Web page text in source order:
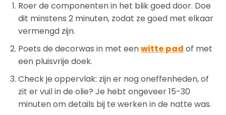
Roer de componenten in het blik goed door. Doe
dit minstens 2 minuten, zodat ze goed met elkaar
vermengd zijn.
Poets de decorwas in met eenwitte pad of met
een pluisvrije doek.
Check je oppervlak: zijn er nog oneffenheden, of
zit er vuil in de olie? Je hebt ongeveer 15-30
minuten om details bij te werken in de natte was.